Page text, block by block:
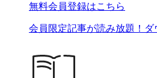
無料会員登録はこちら
会員限定記事が読み放題！